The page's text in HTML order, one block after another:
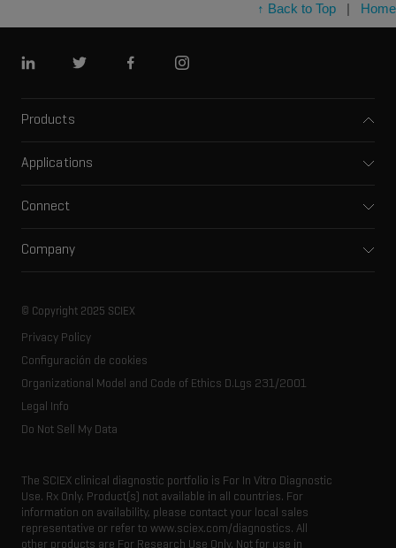
↑ Back to Top | Home
Linkedin Twitter FacebookInstagram
Products
Capillary electrophoresis
Integrated solutions
Spectral libraries
Consumables
Applications
Clinical
Food and beverage
Life science research
Connect
Training
Careers
Resource library
Company
SCIEX stories
Latest news
Executive management
© Copyright 2025 SCIEX
Privacy Policy
Configuración de cookies
Organizational Model and Code of Ethics D.Lgs 231/2001
Legal Info
Do Not Sell My Data
The SCIEX clinical diagnostic portfolio is For In Vitro Diagnostic
Use. Rx Only. Product(s) not available in all countries. For
information on availability, please contact your local sales
representative or refer to www.sciex.com/diagnostics. All
other products are For Research Use Only. Not for use in